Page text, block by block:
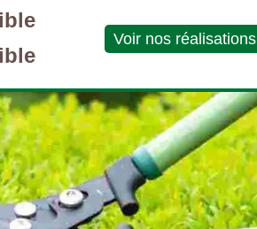
Voir nos réalisations